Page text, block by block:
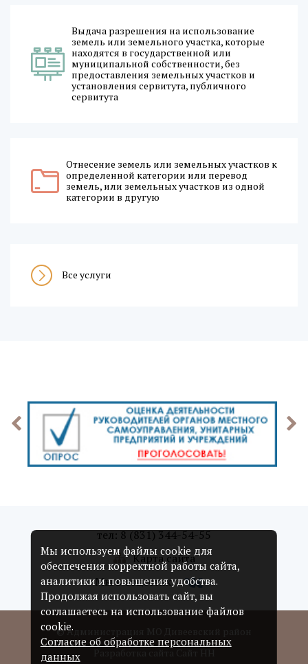
Выдача разрешения на использование
земель или земельного участка, которые
находятся в государственной или
муниципальной собственности, без
предоставления земельных участков и
установления сервитута, публичного
сервитута
Отнесение земель или земельных участков к
определенной категории или перевод
земель, или земельных участков из одной
категории в другую
Все услуги
тел: 8 (831) 344-54-55
Карта сайта
Мы в соцсетях:
© Администрация МО Дивеевский район
Мы используем файлы cookie для
обеспечения корректной работы сайта,
аналитики и повышения удобства.
Продолжая использовать сайт, вы
соглашаетесь на использование файлов
cookie.
Согласие об обработке персональных
данных